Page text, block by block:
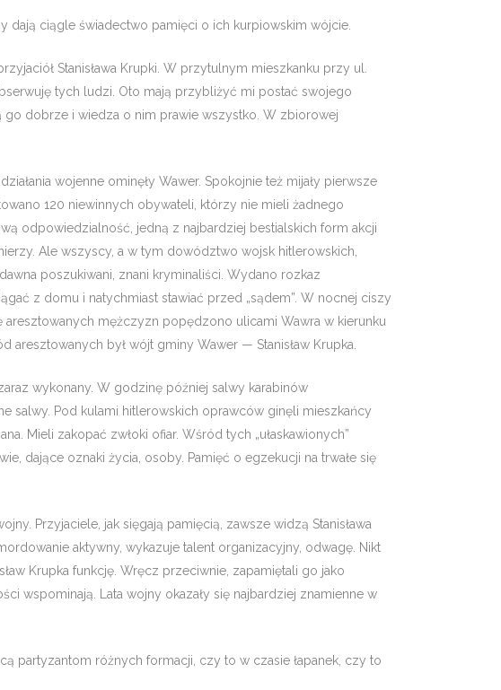
dają ciągle świadectwo pa­mięci o ich kurpiowskim wójcie.
Stanisława Krup­ki. W przytulnym mieszkanku przy ul.
tych ludzi. Oto mają przybli­żyć mi postać swojego
go dobrze i wiedza o nim prawie wszystko. W zbiorowej
wojenne ominęły Wawer. Spokojnie też mijały pierwsze
120 niewinnych obywateli, którzy nie mieli żadnego
odpowiedzial­ność, jedną z najbardziej bestialskich form ak­cji
Ale wszyscy, a w tym dowództwo wojsk hitlerowskich,
poszukiwani, znani kryminaliści. Wy­dano rozkaz
z domu i naty­chmiast stawiać przed „sądem”. W nocnej ci­szy
mężczyzn popędzono ulicami Wawra w kierunku
był wójt gminy Wawer — Stanisław Krupka.
wykonany. W godzinę później salwy karabinów
salwy. Pod kulami hitlerowskich oprawców ginęli mieszkańcy
Mieli zakopać zwłoki ofiar. Wśród tych „ułaskawionych”
dające oznaki życia, osoby. Pamięć o egzekucji na trwałe się
Przyjaciele, jak sięga­ją pamięcią, zawsze widzą Stanisława
aktywny, wykazuje talent organizacyjny, odwagę. Nikt
Krupka funkcję. Wręcz przeciwnie, zapamię­tali go jako
wspominają. Lata woj­ny okazały się najbardziej znamienne w
partyzantom różnych formac­ji, czy to w czasie łapanek, czy to